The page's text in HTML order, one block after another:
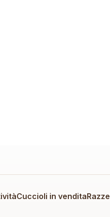
Cuccioli in venditaRazze